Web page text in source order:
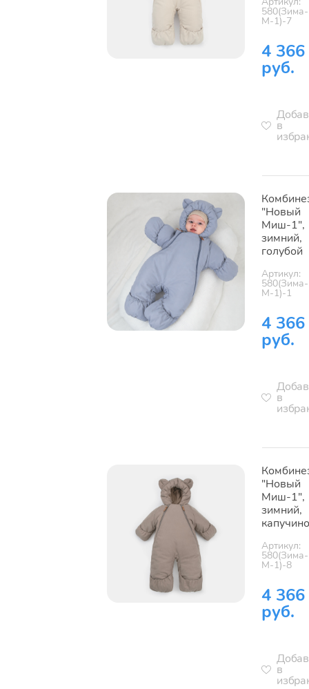
580(Зима-
М-1)-7
4 366
руб.
в
"Новый
Миш-1",
зимний,
голубой
Артикул:
580(Зима-
М-1)-1
4 366
руб.
в
"Новый
Миш-1",
зимний,
капучино
Артикул:
580(Зима-
М-1)-8
4 366
руб.
в